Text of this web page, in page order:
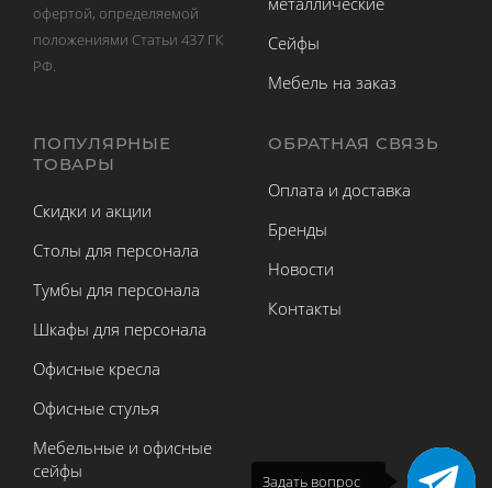
Задать вопрос
офертой, определяемой
положениями Статьи 437 ГК
РФ.
Сейфы
Мебель на заказ
ПОПУЛЯРНЫЕ
ТОВАРЫ
Скидки и акции
Столы для персонала
Тумбы для персонала
Шкафы для персонала
Офисные кресла
Офисные стулья
Мебельные и офисные
сейфы
ОБРАТНАЯ СВЯЗЬ
Оплата и доставка
Бренды
Новости
Контакты